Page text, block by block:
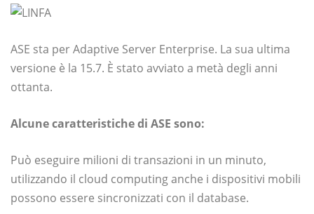
ASE sta per Adaptive Server Enterprise. La sua ultima
versione è la 15.7. È stato avviato a metà degli anni
ottanta.
Alcune caratteristiche di ASE sono:
Può eseguire milioni di transazioni in un minuto,
utilizzando il cloud computing anche i dispositivi mobili
possono essere sincronizzati con il database.